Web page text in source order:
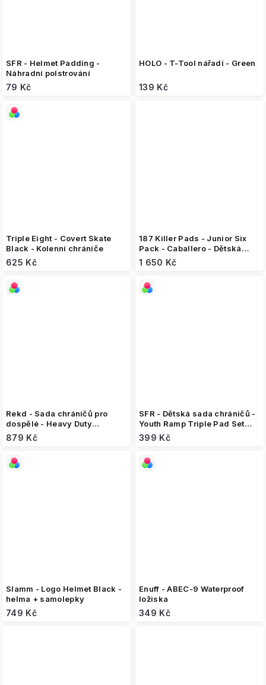
SFR - Helmet Padding -
Náhradní polstrování
79 Kč
HOLO - T-Tool nářadí - Green
139 Kč
Triple Eight - Covert Skate
Black - Kolenní chrániče
625 Kč
187 Killer Pads - Junior Six
Pack - Caballero - Dětská
sada chráničů
1 650 Kč
Rekd - Sada chráničů pro
dospělé - Heavy Duty
Blue/Mint
879 Kč
SFR - Dětská sada chráničů -
Youth Ramp Triple Pad Set
Black/Lime
399 Kč
Slamm - Logo Helmet Black -
helma + samolepky
749 Kč
Enuff - ABEC-9 Waterproof
ložiska
349 Kč